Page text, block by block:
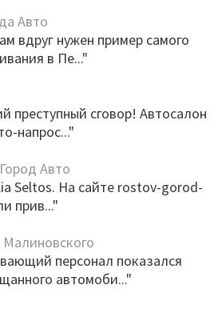
Авто
вдруг нужен пример самого
в Пе..."
преступный сговор! Автосалон
напрос..."
Авто
Seltos. На сайте rostov-gorod-
прив..."
персонал показался
автомоби..."